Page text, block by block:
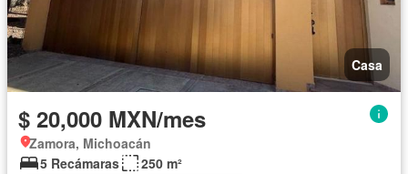
Casa
$ 20,000 MXN/mes
Zamora, Michoacán
5 Recámaras
250 m²